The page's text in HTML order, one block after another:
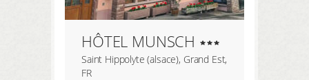
HÔTEL MUNSCH
Saint Hippolyte (alsace), Grand Est,
FR